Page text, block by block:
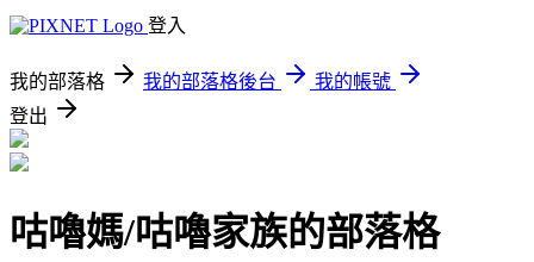
登入
我的部落格 我的部落格後台
我的帳號
登出
咕嚕媽/咕嚕家族的部落格